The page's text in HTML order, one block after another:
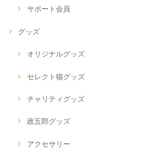
サポート会員
グッズ
オリジナルグッズ
セレクト猫グッズ
チャリティグッズ
政五郎グッズ
アクセサリー